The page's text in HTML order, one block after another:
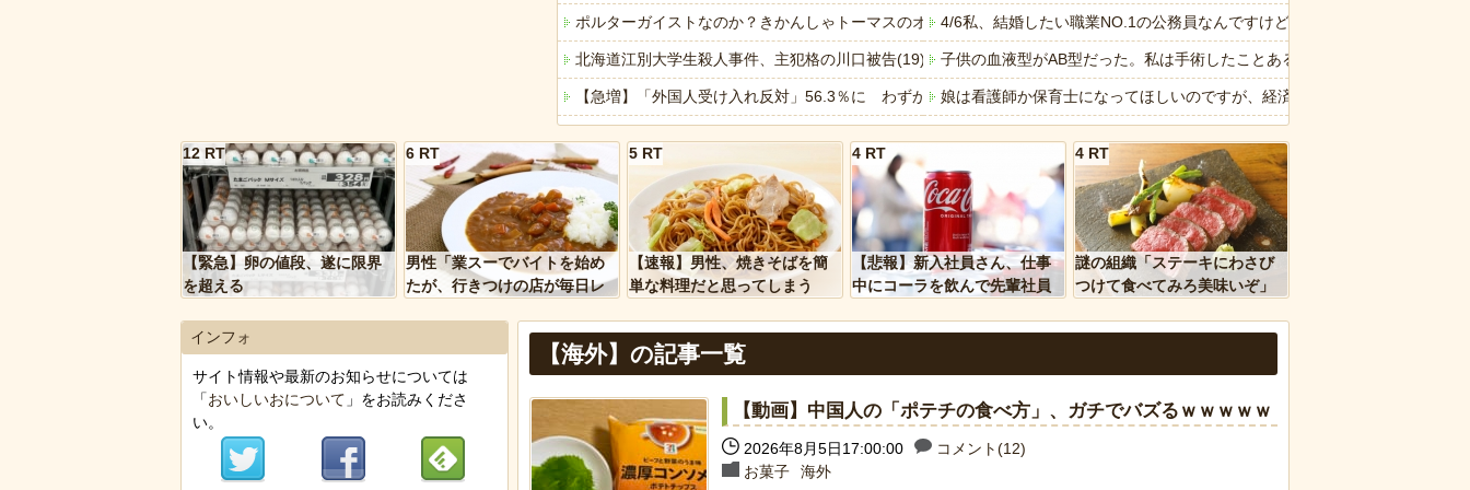
ポルターガイストなのか？きかんしゃトーマスのオモチャが勝手に動き回る
北海道江別大学生殺人事件、主犯格の川口被告(19)に無期懲役の判決
【急増】「外国人受け入れ反対」56.3％に わずか2年で20.7ポイント増、東大調査「若い世代ほど増加」
「ぞわっとした…」カルディで売っているコーヒーのパッケージが“一瞬怖い”と話題にwwww
「アメリカのヤンキーがアジア人にケンカを売った結果ｗｗｗ」 ほか
「あなたはアメリカを愛していますか」「はい」トランプ、国防総省職員数千人をウソ発見器にかける方針
ヒーローのサバイバルアクション Siege Survivors
【中国】パトカーの前で好演技www当たり屋やお煽り運転など盛りだくさん
Powered by livedoor 相互RSS
4/6私、結婚したい職業NO.1の公務員なんですけど、嫁が子供連れて家出
子供の血液型がAB型だった。私は手術したことあるからA型で合ってるし
娘は看護師か保育士になってほしいのですが、経済学部に行きたいと言い
【仰天】X、メンエス嬢とラウンジ嬢が熾烈な女の争いを繰り広げ対戦型に
近所のコープにいる爺さん、隙あらば他人のカゴに商品を入れようとする
すまん、マジのガチでウーバーが無理なんやが
電車を待っていたら…目の前からすごい視線を感じた😂
【悲報】味噌ラーメンで行列、出来ない
Powered by livedoor 相互RSS
12 RT
【緊急】卵の値段、遂に限界
を超える
6 RT
男性「業スーでバイトを始め
たが、行きつけの店が毎日レ
5 RT
【速報】男性、焼きそばを簡
単な料理だと思ってしまう
4 RT
【悲報】新入社員さん、仕事
中にコーラを飲んで先輩社員
4 RT
謎の組織「ステーキにわさび
つけて食べてみろ美味いぞ」
【海外】の記事一覧
【動画】中国人の「ポテチの食べ方」、ガチでバズるｗｗｗｗｗ
2026年8月5日17:00:00
コメント(12)
お菓子
海外
インフォ
サイト情報や最新のお知らせについては
「おいしいおについて 」をお読みくださ
い。